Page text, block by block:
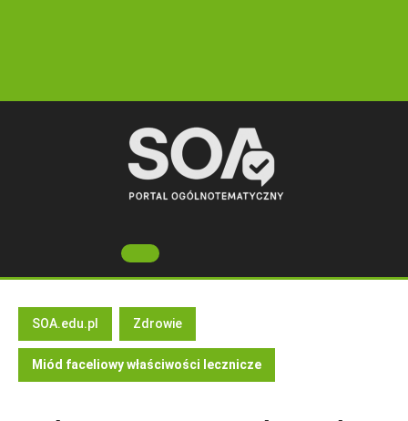
Open
Button
SOA.edu.pl Zdrowie
Miód faceliowy właściwości lecznicze